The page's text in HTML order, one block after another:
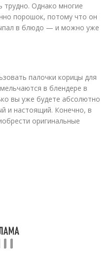
трудно. Однако многие
порошок, потому что он
в блюдо — и можно уже
палочки корицы для
в блендере в
вы уже будете абсолютно
и настоящий. Конечно, в
оригинальные